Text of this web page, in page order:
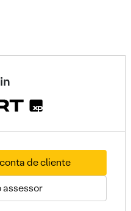
de cliente
assessor